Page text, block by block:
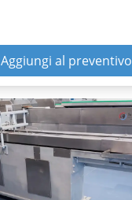
Aggiungi al preventivo